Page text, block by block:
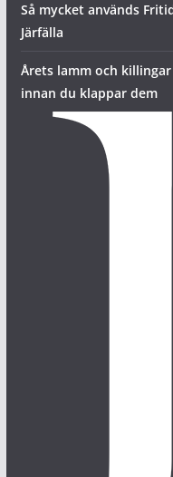
Så mycket används
Järfälla
Årets lamm och
innan du klappar dem